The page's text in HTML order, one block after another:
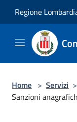
Regione
Home > Servizi >
Sanzioni